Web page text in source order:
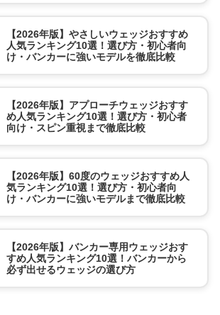
【2026年版】やさしいウェッジおすすめ
人気ランキング10選！選び方・初心者向
け・バンカーに強いモデルを徹底比較
【2026年版】アプローチウェッジおすす
め人気ランキング10選！選び方・初心者
向け・スピン重視まで徹底比較
【2026年版】60度のウェッジおすすめ人
気ランキング10選！選び方・初心者向
け・バンカーに強いモデルまで徹底比較
【2026年版】バンカー専用ウェッジおす
すめ人気ランキング10選！バンカーから
必ず出せるウェッジの選び方